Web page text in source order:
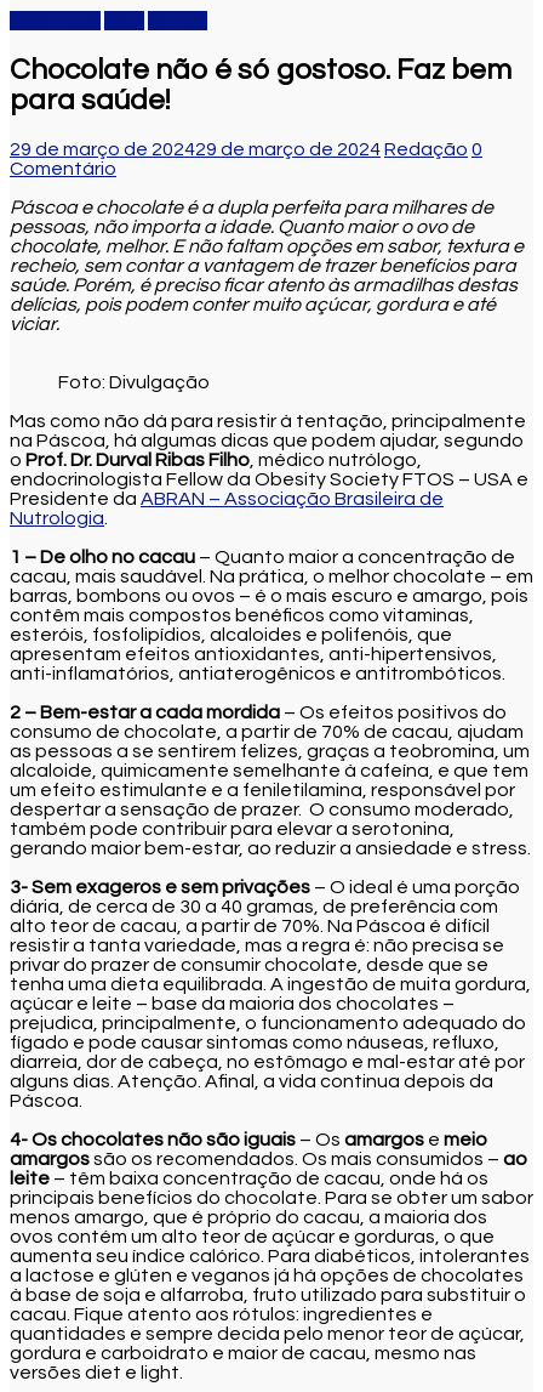
Chocolate não é só gostoso. Faz bem
para saúde!
29 de março de 202429 de março de 2024Redação 0
Comentário
Páscoa e chocolate é a dupla perfeita para milhares de
pessoas, não importa a idade. Quanto maior o ovo de
chocolate, melhor. E não faltam opções em sabor, textura e
recheio, sem contar a vantagem de trazer benefícios para
saúde. Porém, é preciso ficar atento às armadilhas destas
delícias, pois podem conter muito açúcar, gordura e até
viciar.
Foto: Divulgação
Mas como não dá para resistir à tentação, principalmente
na Páscoa, há algumas dicas que podem ajudar, segundo
o Prof.Dr. Durval Ribas Filho , médico nutrólogo,
endocrinologista Fellow da Obesity Society FTOS – USA e
Presidente da ABRAN – Associação Brasileira de
Nutrologia
1 – De olho no cacau – Quanto maior a concentração de
cacau, mais saudável. Na prática, o melhor chocolate – em
barras, bombons ou ovos – é o mais escuro e amargo, pois
contêm mais compostos benéficos como vitaminas,
esteróis, fosfolipídios, alcaloides e polifenóis, que
apresentam efeitos antioxidantes, anti-hipertensivos,
anti-inflamatórios, antiaterogênicos e antitrombóticos.
2 – Bem-estar a cada mordida – Os efeitos positivos do
consumo de chocolate, a partir de 70% de cacau, ajudam
as pessoas a se sentirem felizes, graças a teobromina, um
alcaloide, quimicamente semelhante à cafeína, e que tem
um efeito estimulante e a feniletilamina, responsável por
despertar a sensação de prazer. O consumo moderado,
também pode contribuir para elevar a serotonina,
gerando maior bem-estar, ao reduzir a ansiedade e stress.
3- Sem exageros e sem privações – O ideal é uma porção
diária, de cerca de 30 a 40 gramas, de preferência com
alto teor de cacau, a partir de 70%. Na Páscoa é difícil
resistir a tanta variedade, mas a regra é: não precisa se
privar do prazer de consumir chocolate, desde que se
tenha uma dieta equilibrada. A ingestão de muita gordura,
açúcar e leite – base da maioria dos chocolates –
prejudica, principalmente, o funcionamento adequado do
fígado e pode causar sintomas como náuseas, refluxo,
diarreia, dor de cabeça, no estômago e mal-estar até por
alguns dias. Atenção. Afinal, a vida continua depois da
Páscoa.
4- Os chocolates não são iguais – Os amargos e meio
amargossão os recomendados. Os mais consumidos – ao
leite – têm baixa concentração de cacau, onde há os
principais benefícios do chocolate. Para se obter um sabor
menos amargo, que é próprio do cacau, a maioria dos
ovos contém um alto teor de açúcar e gorduras, o que
aumenta seu índice calórico. Para diabéticos, intolerantes
a lactose e glúten e veganos já há opções de chocolates
à base de soja e alfarroba, fruto utilizado para substituir o
cacau. Fique atento aos rótulos: ingredientes e
quantidades e sempre decida pelo menor teor de açúcar,
gordura e carboidrato e maior de cacau, mesmo nas
versões diet e light.